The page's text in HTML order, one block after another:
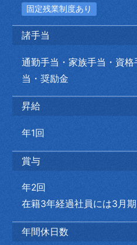
固定残業制度あり
諸手当
通勤手当・家族手当・資
当・奨励金
昇給
年1回
賞与
年2回
在籍3年経過社員には3月
年間休日数